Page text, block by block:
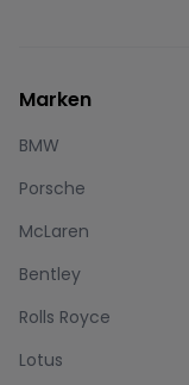
Marken
BMW
Porsche
McLaren
Bentley
Rolls Royce
Lotus